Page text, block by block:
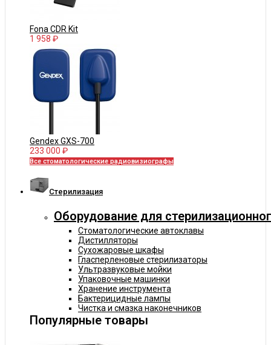
Fona CDR Kit
1 958 ₽
Gendex GXS-700
233 000 ₽
Все стоматологические радиовизиографы
Cтерилизация
Оборудование для
Стоматологические автоклавы
Дистилляторы
Сухожаровые шкафы
Гласперленовые стерилизаторы
Ультразвуковые мойки
Упаковочные машинки
Хранение инструмента
Бактерицидные лампы
Чистка и смазка наконечников
Популярные товары